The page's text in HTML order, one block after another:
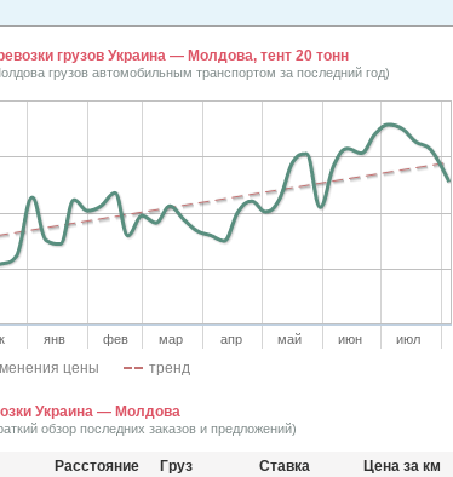
грузов Украина — Молдова, тент 20 тонн
грузов автомобильным транспортом за последний год)
цены тренд
янв фев мар апр май июн июл
Украина — Молдова
обзор последних заказов и предложений)
Расстояние Груз Ставка
Цена за км